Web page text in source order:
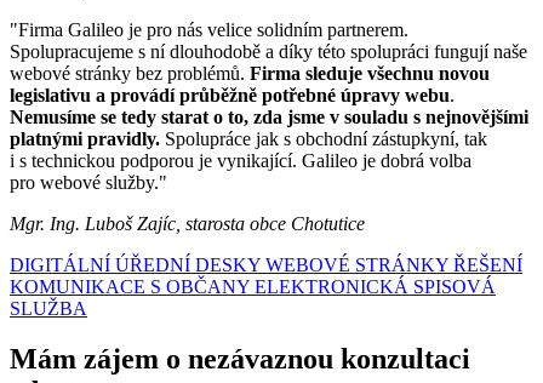
"Firma Galileo je pro nás velice solidním partnerem.
Spolupracujeme s ní dlouhodobě a díky této spolupráci fungují naše
webové stránky bez problémů. Firma sleduje všechnu novou
legislativu a provádí průběžně potřebné úpravy webu.
Nemusíme se tedy starat o to, zda jsme v souladu s nejnovějšími
platnými pravidly. Spolupráce jak s obchodní zástupkyní, tak
i s technickou podporou je vynikající. Galileo je dobrá volba
pro webové služby."
Mgr. Ing. Luboš Zajíc, starosta obce Chotutice
DIGITÁLNÍ ÚŘEDNÍ DESKY WEBOVÉ STRÁNKY ŘEŠENÍ
KOMUNIKACE S OBČANY ELEKTRONICKÁ SPISOVÁ
SLUŽBA
Mám zájem o nezávaznou konzultaci